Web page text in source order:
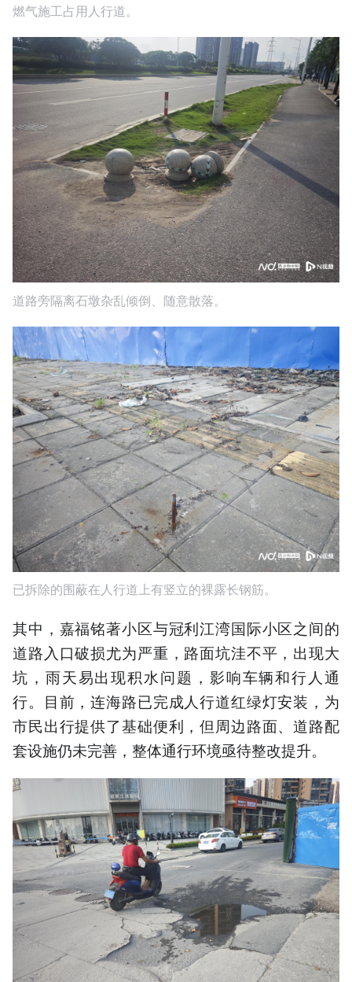
燃气施工占用人行道。
道路旁隔离石墩杂乱倾倒、随意散落。
已拆除的围蔽在人行道上有竖立的裸露长钢筋。
其中，嘉福铭著小区与冠利江湾国际小区之间的
道路入口破损尤为严重，路面坑洼不平，出现大
坑，雨天易出现积水问题，影响车辆和行人通
行。目前，连海路已完成人行道红绿灯安装，为
市民出行提供了基础便利，但周边路面、道路配
套设施仍未完善，整体通行环境亟待整改提升。